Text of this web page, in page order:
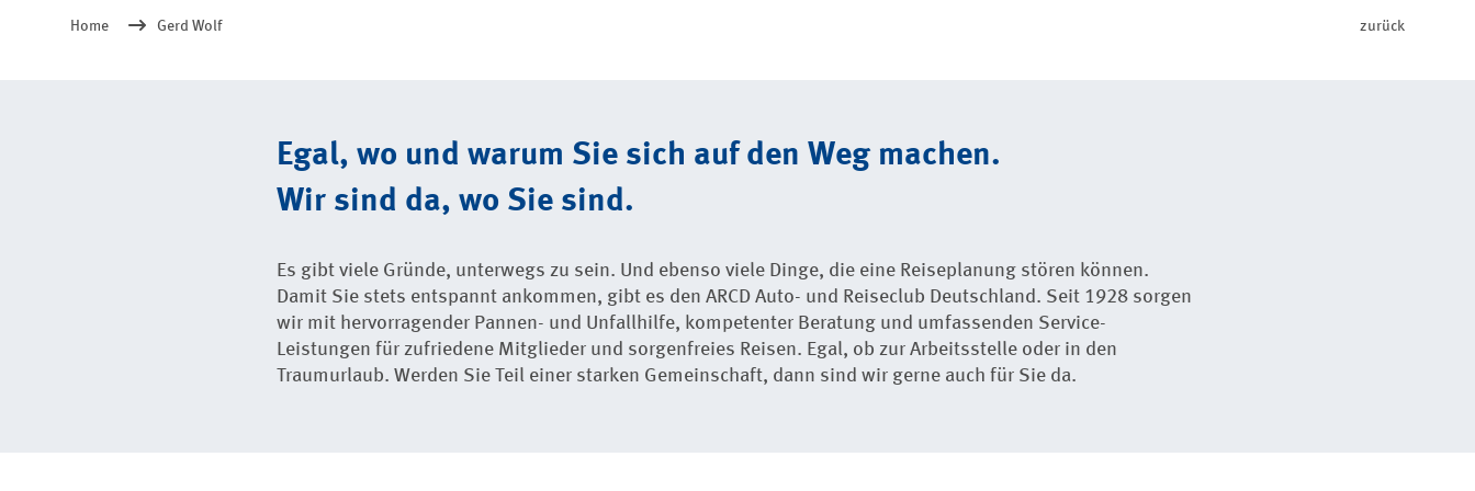
Home Gerd Wolf zurück
Egal, wo und warum Sie sich auf den Weg machen.
Wir sind da, wo Sie sind.
Es gibt viele Gründe, unterwegs zu sein. Und ebenso viele Dinge, die eine Reiseplanung stören können.
Damit Sie stets entspannt ankommen, gibt es den ARCD Auto- und Reiseclub Deutschland. Seit 1928 sorgen
wir mit hervorragender Pannen- und Unfallhilfe, kompetenter Beratung und umfassenden Service-
Leistungen für zufriedene Mitglieder und sorgenfreies Reisen. Egal, ob zur Arbeitsstelle oder in den
Traumurlaub. Werden Sie Teil einer starken Gemeinschaft, dann sind wir gerne auch für Sie da.